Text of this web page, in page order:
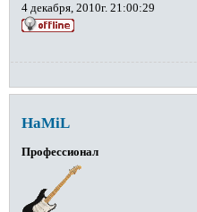
4 декабря, 2010г. 21:00:29
HaMiL
Профессионал